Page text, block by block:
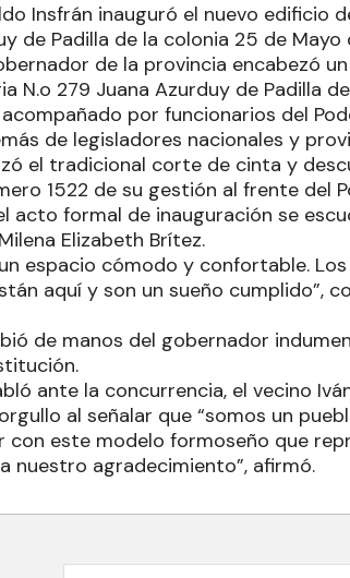
Insfrán inauguró el nuevo edificio
de Padilla de la colonia 25 de Mayo
de la provincia encabezó
N.o 279 Juana Azurduy de Padilla
por funcionarios del
de legisladores nacionales y
el tradicional corte de cinta y
1522 de su gestión al frente del
acto formal de inauguración se
Elizabeth Brítez.
espacio cómodo y confortable.
aquí y son un sueño cumplido”,
de manos del gobernador
ante la concurrencia, el vecino
al señalar que “somos un
con este modelo formoseño que
nuestro agradecimiento”, afirmó.